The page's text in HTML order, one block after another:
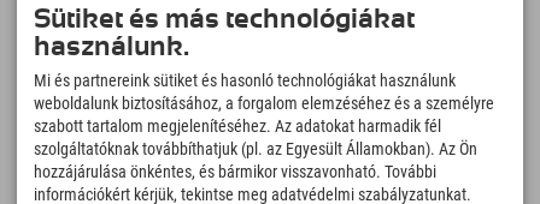
bakancslistával, étterem áttekintéssel és
még sok mással. Töltsd le most!
Felfedezős pillanatok ideje
166
Hegyi tavak és
élményfürdők
4.634km
Sí- és snowboardpályák
Sütiket és más technológiákat
használunk.
Mi és partnereink sütiket és hasonló technológiákat használunk
weboldalunk biztosításához, a forgalom elemzéséhez és a személyre
szabott tartalom megjelenítéséhez. Az adatokat harmadik fél
szolgáltatóknak továbbíthatjuk (pl. az Egyesült Államokban). Az Ön
hozzájárulása önkéntes, és bármikor visszavonható. További
információkért kérjük, tekintse meg adatvédelmi szabályzatunkat.